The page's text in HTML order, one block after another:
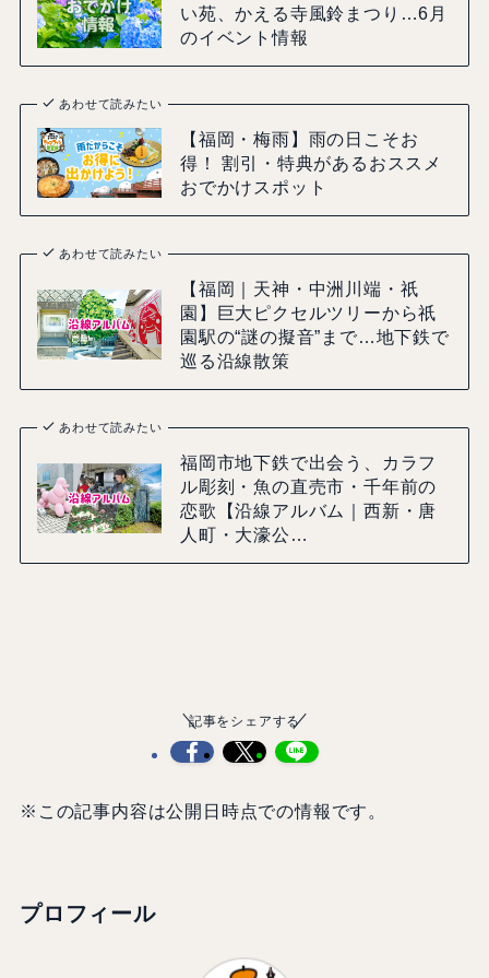
い苑、かえる寺風鈴まつり…6月
のイベント情報
あわせて読みたい
【福岡・梅雨】雨の日こそお
得！ 割引・特典があるおススメ
おでかけスポット
あわせて読みたい
【福岡｜天神・中洲川端・祇
園】巨大ピクセルツリーから祇
園駅の“謎の擬音”まで…地下鉄で
巡る沿線散策
あわせて読みたい
福岡市地下鉄で出会う、カラフ
ル彫刻・魚の直売市・千年前の
恋歌【沿線アルバム｜西新・唐
人町・大濠公…
記事をシェアする
※この記事内容は公開日時点での情報です。
プロフィール